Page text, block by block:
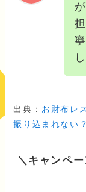
出典： お財布レ
振り込まれない
＼キャンペ